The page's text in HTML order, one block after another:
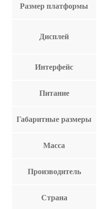
Размер платформы
Дисплей
Интерфейс
Питание
Габаритные размеры
Масса
Производитель
Страна